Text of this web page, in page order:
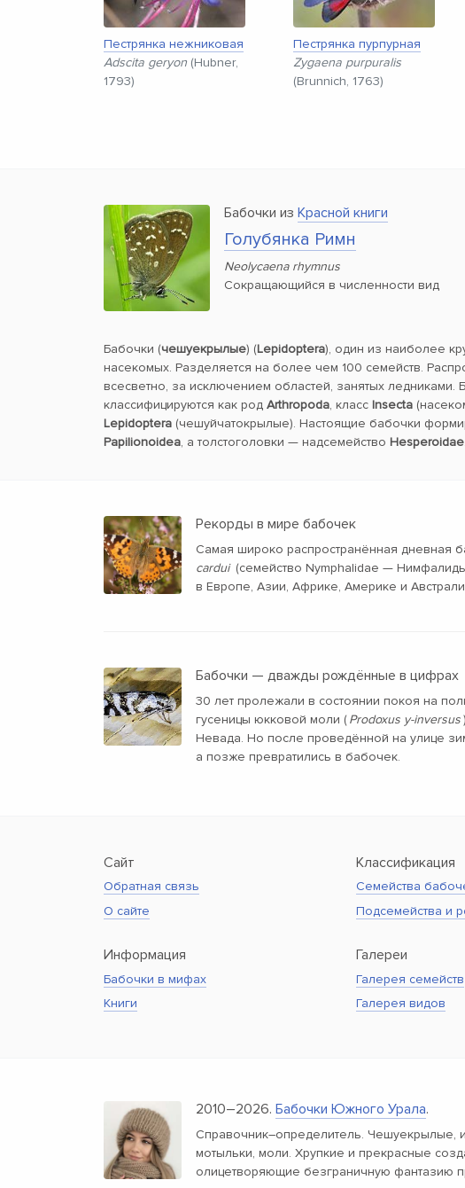
Пестрянка нежниковая
Adscita geryon (Hubner,
1793)
Пестрянка пурпурная
Zygaena purpuralis
(Brunnich, 1763)
Бабочки из Красной книги
Голубянка Римн
Neolycaena rhymnus
Сокращающийся в численности вид
Бабочки (чешуекрылые) (Lepidoptera), один из наиболее
насекомых. Разделяется на более чем 100 семейств.
всесветно, за исключением областей, занятых ледниками.
классифицируются как род Arthropoda, класс Insecta
Lepidoptera (чешуйчатокрылые). Настоящие бабочки
Papilionoidea, а толстоголовки — надсемейство Hesperoidae
Рекорды в мире бабочек
Самая широко распространённая дневная
cardui (семейство Nymphalidae —
в Европе, Азии, Африке, Америке и
Бабочки — дважды рождённые в цифрах
30 лет пролежали в состоянии покоя на
гусеницы юкковой моли (Prodoxus y-inversus
Невада. Но после проведённой на улице
а позже превратились в бабочек.
Сайт
Обратная связь
О сайте
Информация
Бабочки в мифах
Книги
Классификация
Семейства
Подсемейства и
Галереи
Галерея семейств
Галерея видов
2010–2026. Бабочки Южного Урала.
Справочник–определитель. Чешуекрылые,
мотыльки, моли. Хрупкие и прекрасные
олицетворяющие безграничную фантазию